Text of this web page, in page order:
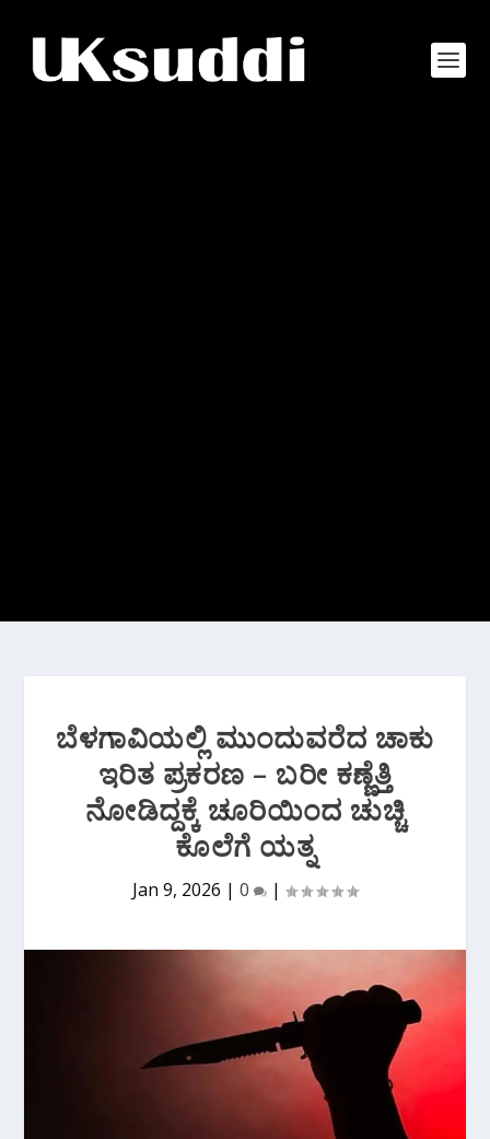
ಬೆಳಗಾವಿಯಲ್ಲಿ ಮುಂದುವರೆದ ಚಾಕು
ಇರಿತ ಪ್ರಕರಣ – ಬರೀ ಕಣ್ಣೆತ್ತಿ
ನೋಡಿದ್ದಕ್ಕೆ ಚೂರಿಯಿಂದ ಚುಚ್ಚಿ
ಕೊಲೆಗೆ ಯತ್ನ
Jan 9, 2026 | 0 |